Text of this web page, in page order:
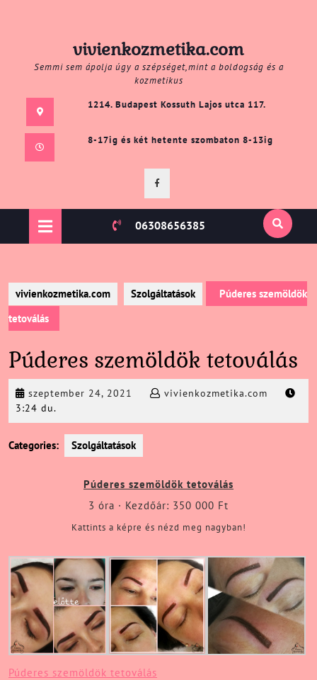
vivienkozmetika.com
Semmi sem ápolja úgy a szépséget,mint a boldogság és a
kozmetikus
1214. Budapest Kossuth Lajos utca 117.
8-17ig és két hetente szombaton 8-13ig
06308656385
vivienkozmetika.com Szolgáltatások
Púderes szemöldök
tetoválás
Púderes szemöldök tetoválás
szeptember 24, 2021 szeptember
2021
vivienkozmetika.com
3:24 du.
Categories: Szolgáltatások
Púderes szemöldök tetoválás
3 óra · Kezdőár: 350 000 Ft
Kattints a képre és nézd meg nagyban!
Púderes szemöldök tetoválás